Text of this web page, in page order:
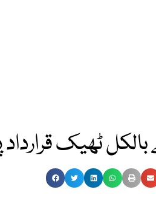
ٹھیک